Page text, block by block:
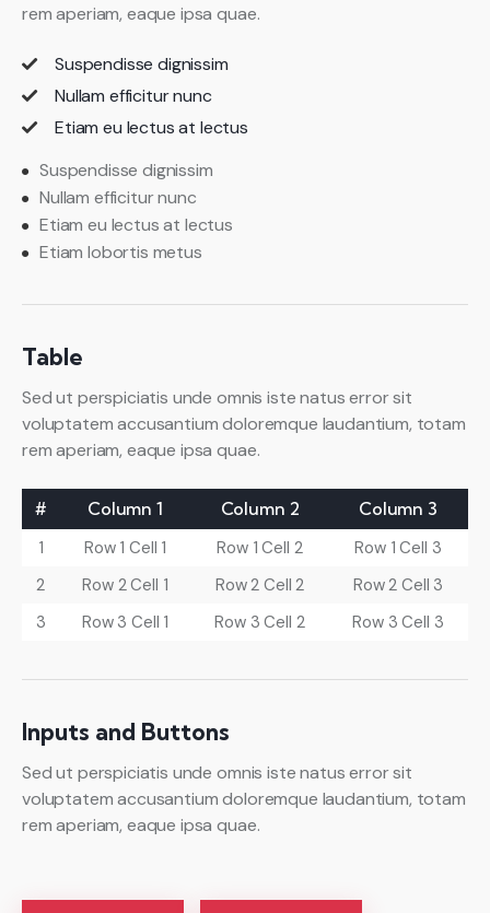
rem aperiam, eaque ipsa quae.
Suspendisse dignissim
Nullam efficitur nunc
Etiam eu lectus at lectus
Suspendisse dignissim
Nullam efficitur nunc
Etiam eu lectus at lectus
Etiam lobortis metus
Table
Sed ut perspiciatis unde omnis iste natus error sit
voluptatem accusantium doloremque laudantium, totam
rem aperiam, eaque ipsa quae.
# Column 1 Column 2
Column 3
1
Row 1 Cell 1 Row 1 Cell 2
Row 1 Cell 3
2
Row 2 Cell 1 Row 2 Cell 2
Row 2 Cell 3
3
Row 3 Cell 1 Row 3 Cell 2 Row 3 Cell 3
Inputs and Buttons
Sed ut perspiciatis unde omnis iste natus error sit
voluptatem accusantium doloremque laudantium, totam
rem aperiam, eaque ipsa quae.